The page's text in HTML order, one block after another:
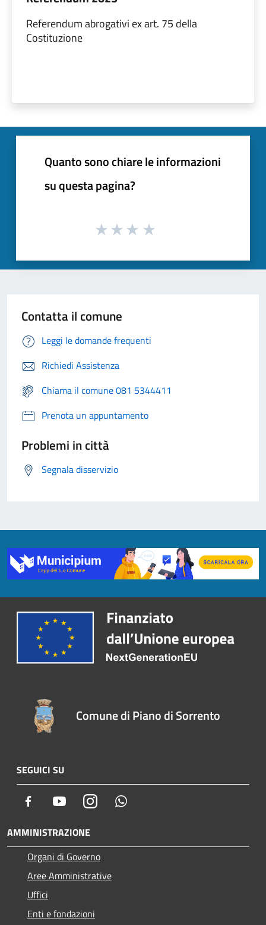
Referendum abrogativi ex art. 75 della
Costituzione
Quanto sono chiare le informazioni
su questa pagina?
Contatta il comune
Leggi le domande frequenti
Richiedi Assistenza
Chiama il comune 081 5344411
Prenota un appuntamento
Problemi in città
Segnala disservizio
Comune di Piano di Sorrento
SEGUICI SU
Facebook YoutubeInstagram
AMMINISTRAZIONE
Organi di Governo
Aree Amministrative
Uffici
Enti e fondazioni